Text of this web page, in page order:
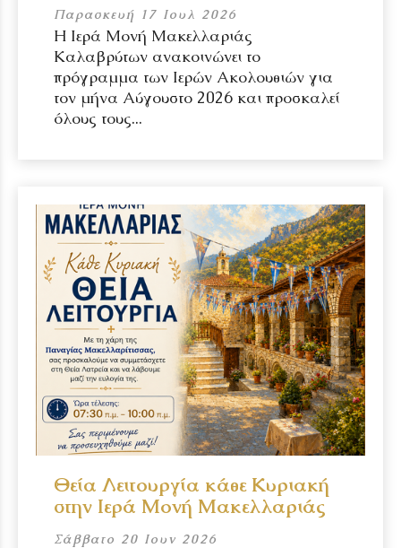
Παρασκευή 17 Ιουλ 2026
Η Ιερά Μονή Μακελλαριάς
Καλαβρύτων ανακοινώνει το
πρόγραμμα των Ιερών Ακολουθιών για
τον μήνα Αύγουστο 2026 και προσκαλεί
όλους τους...
Θεία Λειτουργία κάθε Κυριακή
στην Ιερά Μονή Μακελλαριάς
Σάββατο 20 Ιουν 2026